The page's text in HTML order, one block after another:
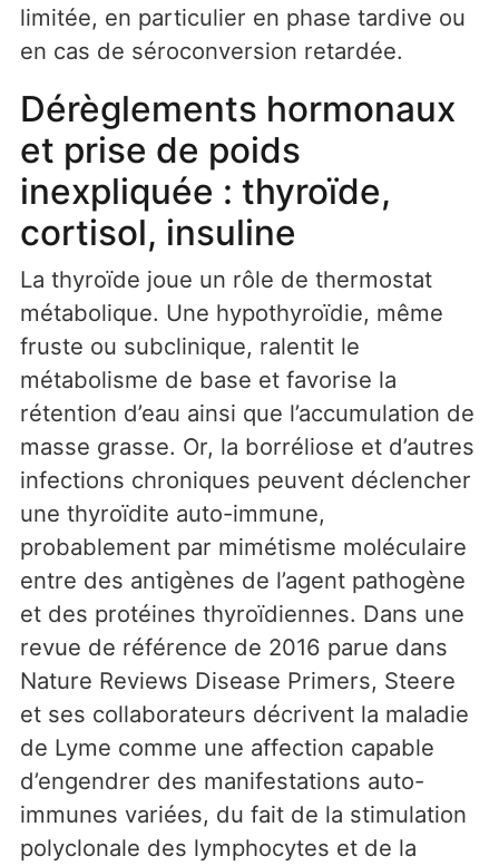
limitée, en particulier en phase tardive ou
en cas de séroconversion retardée.
Dérèglements hormonaux
et prise de poids
inexpliquée : thyroïde,
cortisol, insuline
La thyroïde joue un rôle de thermostat
métabolique. Une hypothyroïdie, même
fruste ou subclinique, ralentit le
métabolisme de base et favorise la
rétention d’eau ainsi que l’accumulation de
masse grasse. Or, la borréliose et d’autres
infections chroniques peuvent déclencher
une thyroïdite auto-immune,
probablement par mimétisme moléculaire
entre des antigènes de l’agent pathogène
et des protéines thyroïdiennes. Dans une
revue de référence de 2016 parue dans
Nature Reviews Disease Primers, Steere
et ses collaborateurs décrivent la maladie
de Lyme comme une affection capable
d’engendrer des manifestations auto-
immunes variées, du fait de la stimulation
polyclonale des lymphocytes et de la